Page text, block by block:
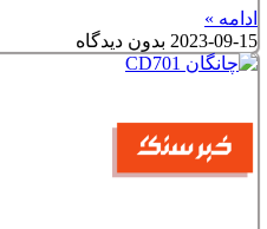
ادامه »
2023-09-15 بدون دیدگاه